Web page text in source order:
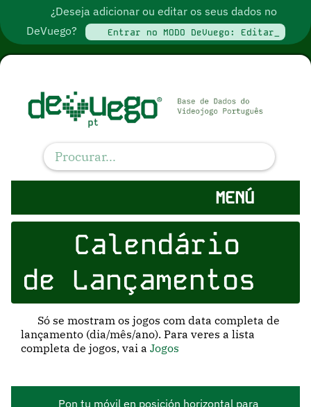
¿Deseja adicionar ou editar os seus dados no
DeVuego?
Entrar no MODO DeVuego: Editar_
MENÚ
Calendário
de Lançamentos
Só se mostram os jogos com data completa de
lançamento (dia/mês/ano). Para veres a lista
completa de jogos, vai aJogos
Pon tu móvil en posición horizontal para